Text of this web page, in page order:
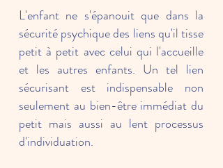
L'enfant ne s'épanouit que dans la
sécurité psychique des liens qu'il tisse
petit à petit avec celui qui l'accueille
et les autres enfants. Un tel lien
sécurisant est indispensable non
seulement au bien-être immédiat du
petit mais aussi au lent processus
d'individuation.